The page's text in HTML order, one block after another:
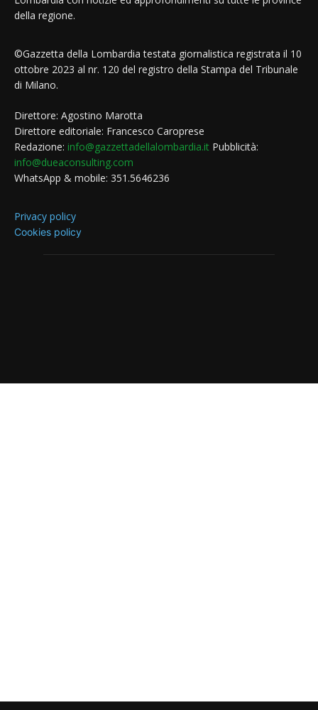
della regione.
©Gazzetta della Lombardia testata giornalistica registrata il 10
ottobre 2023 al nr. 120 del registro della Stampa del Tribunale
di Milano.
Direttore: Agostino Marotta
Direttore editoriale: Francesco Caroprese
Redazione: info@gazzettadellalombardia.it Pubblicità:
info@dueaconsulting.com
WhatsApp & mobile: 351.5646236
Privacy policy
Cookies policy